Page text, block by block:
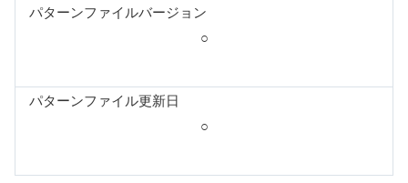
パターンファイルバージョン
○
パターンファイル更新日
○